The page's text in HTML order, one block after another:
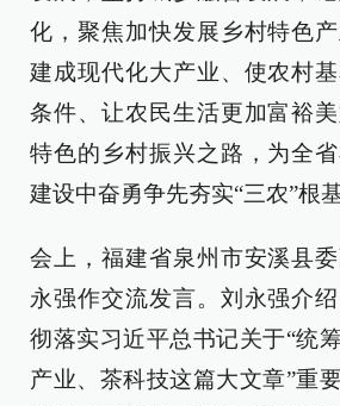
化，聚焦加快发展乡村特色
建成现代化大产业、使农村
条件、让农民生活更加富裕
特色的乡村振兴之路，为全
建设中奋勇争先夯实“三农”根基
会上，福建省泉州市安溪县
永强作交流发言。刘永强介
彻落实习近平总书记关于“统
产业、茶科技这篇大文章”重